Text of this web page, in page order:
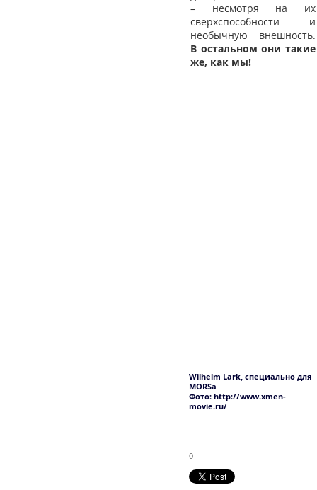
– несмотря на их
сверхспособности и
необычную внешность.
В остальном они такие
же, как мы!
Wilhelm Lark, специально для
MORSa
Фото: http://www.xmen-
movie.ru/
0